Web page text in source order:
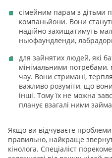
сімейним парам з дітьми
компаньйони. Вони
надійно захищатимуть
ньюфаундленди,
для зайнятих людей, які
мінімальними потребами,
чау. Вони стримані,
важливо розуміти, що
інші. Тому їх не можна
планує взагалі ними
Якщо ви відчуваєте проблеми
правильно, найкраще
кінолога. Спеціаліст